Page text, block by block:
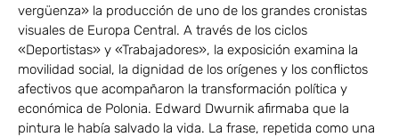
vergüenza» la producción de uno de los grandes cronistas
visuales de Europa Central. A través de los ciclos
«Deportistas» y «Trabajadores», la exposición examina la
movilidad social, la dignidad de los orígenes y los conflictos
afectivos que acompañaron la transformación política y
económica de Polonia. Edward Dwurnik afirmaba que la
pintura le había salvado la vida. La frase, repetida como una